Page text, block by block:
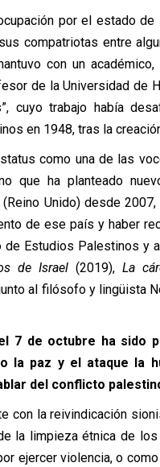
por el estado
compatriotas entre
con un
de la Universidad de
cuyo trabajo había
en 1948, tras la
como una de las
que ha planteado
Unido) desde
de ese país y haber
de Estudios Palestinos y
de Israel (2019), La
al filósofo y lingüista
7 de octubre ha sido
la paz y el ataque la
del conflicto
con la reivindicación
la limpieza étnica de
ejercer violencia, o